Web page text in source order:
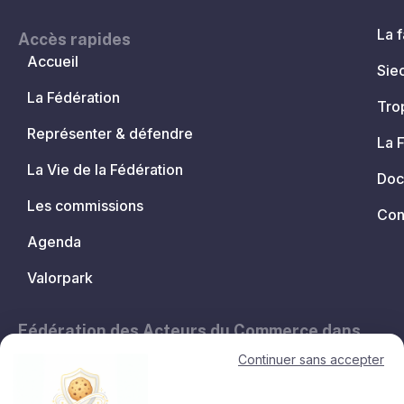
Accès rapides
Accueil
La Fédération
Représenter & défendre
La Vie de la Fédération
Les commissions
Agenda
Valorpark
La
La
Fédération des Acteurs du Commerce dans
11, avenue de l'Opéra - 75001 Paris
Continuer sans accepter